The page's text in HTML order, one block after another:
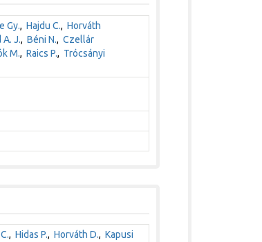
Gy., Hajdu C., Horváth
J., Béni N., Czellár
M., Raics P., Trócsányi
, Hidas P., Horváth D., Kapusi